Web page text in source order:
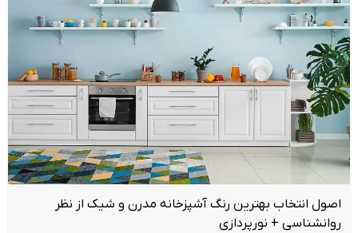
اصول انتخاب بهترین رنگ آشپزخانه مدرن و شیک از نظر
روانشناسی + نورپردازی